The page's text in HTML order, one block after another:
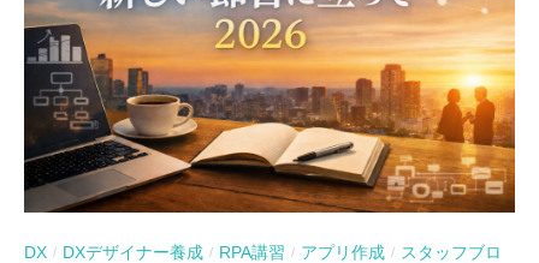
DX / DXデザイナー養成 / RPA講習 / アプリ作成 / スタッフブロ